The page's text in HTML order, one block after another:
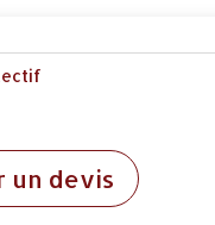
un devis